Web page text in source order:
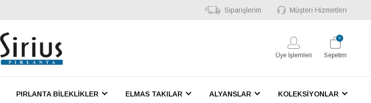
Siparişlerim Müşteri Hizmetleri
Üye İşlemleri Sepetim
0
PIRLANTA BİLEKLİKLER ELMAS TAKILAR ALYANSLAR KOLEKSİYONLAR